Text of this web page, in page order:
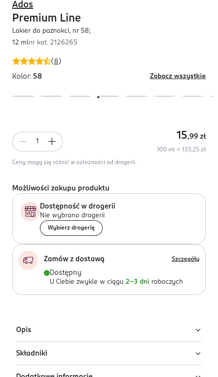
( 8 )
Ados
Premium Line
Lakier do paznokci, nr 58;
12 mlnr kat. 2126265
Kolor: 58 Zobacz wszystkie
15,99 zł
100 ml = 133,25 zł
Ceny mogą się różnić w zależności od drogerii.
Możliwości zakupu produktu
Dostępność w drogerii
Nie wybrano drogerii
Wybierz drogerię
Zamów z dostawą Szczegóły
Dostępny
U Ciebie zwykle w ciągu 2-3 dni roboczych
Opis
Trwały lakier do paznokci Ados z kolekcji
Premium Line
Składniki